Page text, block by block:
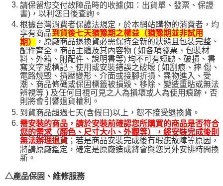
請保留您交付故障品時的收據(如：出貨單、發票、保證
書)，以利您日後查詢。
根據台灣消費者保護法規定，於本網站購物的消費者，均
享有商品到貨後七天猶豫期之權益（猶豫期並非試用
期）
，原廠商品退換貨必需保持全新的狀態且包裝完整、
配件齊全。商品主體及其內容物 ( 如各項發票、包裝材
料、外箱、附配件、說明書等) 均不可有短缺、破損、書
寫文字或標記、使用或安裝錯誤之破壞 ( 如刮痕、摔 傷、
電路燒毀、擠壓變形、介面或接腳折損、異物進入、受
潮、商品條碼或保固標籤被損毀、移除、變造重貼或無法
辨視等 ) 及任何目視可見之人為損壞或人為使用痕跡，否
則將會引響退貨權利。
到貨商品超過七天(含假日)以上，恕不接受退換貨。
需安裝的商品，請於安裝前確認您所購買的商品是否符合
您的需求（顏色、尺寸大小、外觀等），經安裝完成後則
無法辦理退貨 ；若是商品安裝完成後有瑕疵故障等原因，
將請原廠鑑定，確定是原廠造成將會與您另外安排時間換
新。
△產品保固、維修服務